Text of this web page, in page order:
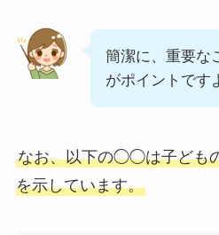
簡潔に、重要な
がポイントです
なお、以下の◯◯は子ども
を示しています。